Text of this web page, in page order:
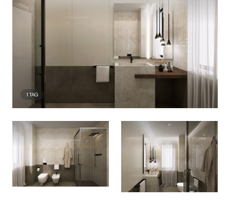
1 TAG